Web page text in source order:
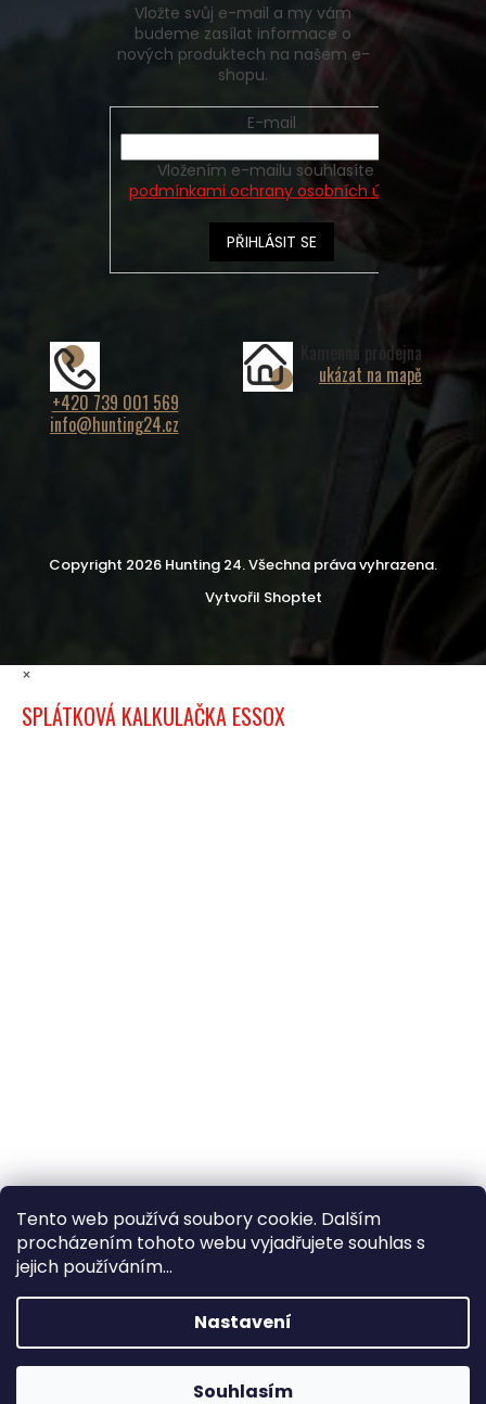
Tento web používá soubory cookie. Dalším
procházením tohoto webu vyjadřujete souhlas s
jejich používáním...
Nastavení
Souhlasím
Vložte svůj e-mail a my vám
budeme zasílat informace o
nových produktech na našem e-
shopu.
E-mail
podmínkami ochrany osobních údajů
PŘIHLÁSIT SE
+420 739 001 569
info@hunting24.cz
Kamenná prodejna
ukázat na mapě
Vytvořil Shoptet
Copyright 2026 Hunting 24. Všechna práva vyhrazena.
×
SPLÁTKOVÁ KALKULAČKA ESSOX
×
Hledáte nejvýhodnější cenu? Získáte jí
pomocíregistrace